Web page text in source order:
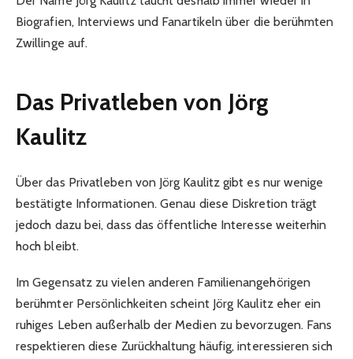
Biografien, Interviews und Fanartikeln über die berühmten
Zwillinge auf.
Das Privatleben von Jörg
Kaulitz
Über das Privatleben von Jörg Kaulitz gibt es nur wenige
bestätigte Informationen. Genau diese Diskretion trägt
jedoch dazu bei, dass das öffentliche Interesse weiterhin
hoch bleibt.
Im Gegensatz zu vielen anderen Familienangehörigen
berühmter Persönlichkeiten scheint Jörg Kaulitz eher ein
ruhiges Leben außerhalb der Medien zu bevorzugen. Fans
respektieren diese Zurückhaltung häufig, interessieren sich